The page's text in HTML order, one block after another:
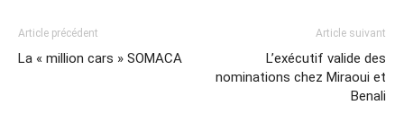
Article précédent
La « million cars » SOMACA
Article suivant
L’exécutif valide des
nominations chez Miraoui et
Benali